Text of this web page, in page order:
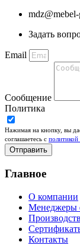
Задать
Email
Сообщение
Политика
Нажимая на кнопку, вы
соглашаетесь c
Отправить
Главное
О компании
Менеджеры
Контакты